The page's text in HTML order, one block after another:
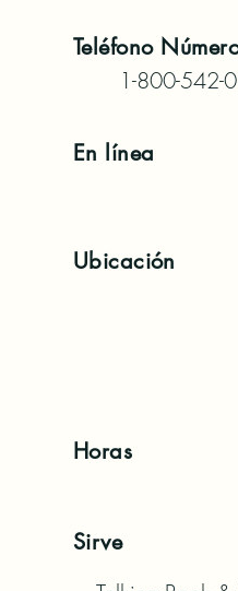
Teléfono
1-800-542-
En línea
Ubicación
Horas
Sirve